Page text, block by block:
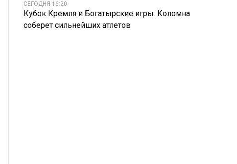
СЕГОДНЯ 16:20
Кубок Кремля и Богатырские игры: Коломна
соберет сильнейших атлетов